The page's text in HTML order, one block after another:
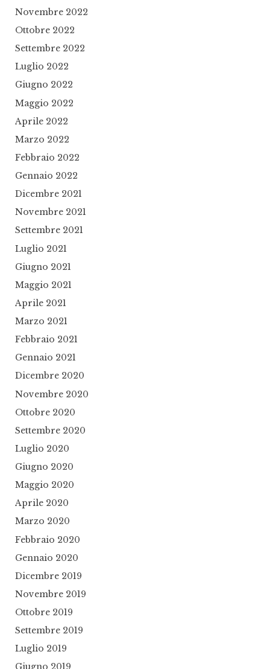
Novembre 2022
Ottobre 2022
Settembre 2022
Luglio 2022
Giugno 2022
Maggio 2022
Aprile 2022
Marzo 2022
Febbraio 2022
Gennaio 2022
Dicembre 2021
Novembre 2021
Settembre 2021
Luglio 2021
Giugno 2021
Maggio 2021
Aprile 2021
Marzo 2021
Febbraio 2021
Gennaio 2021
Dicembre 2020
Novembre 2020
Ottobre 2020
Settembre 2020
Luglio 2020
Giugno 2020
Maggio 2020
Aprile 2020
Marzo 2020
Febbraio 2020
Gennaio 2020
Dicembre 2019
Novembre 2019
Ottobre 2019
Settembre 2019
Luglio 2019